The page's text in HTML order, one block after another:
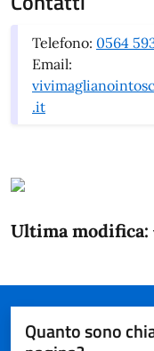
Telefono: 0564
Email:
.it
Ultima modifica:
Quanto sono